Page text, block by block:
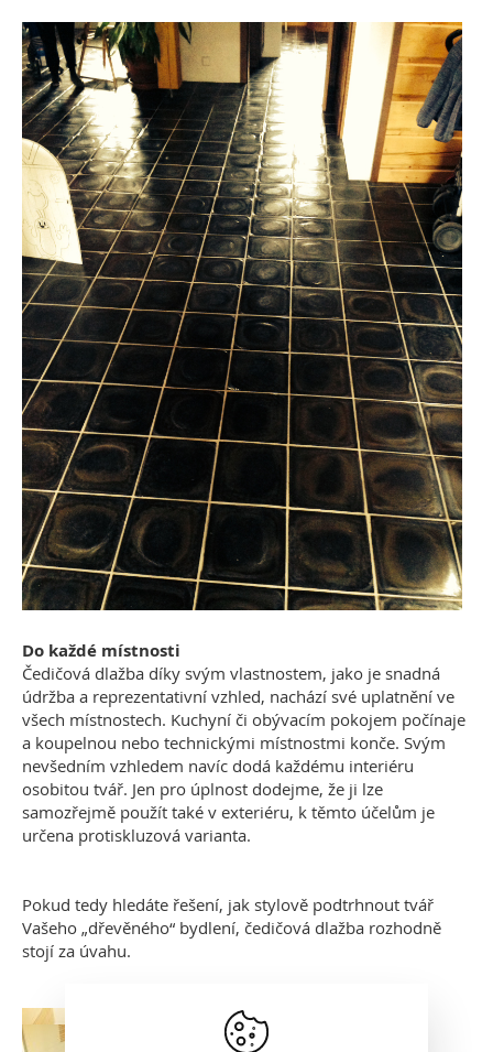
Do každé místnosti
Čedičová dlažba díky svým vlastnostem, jako je snadná
údržba a reprezentativní vzhled, nachází své uplatnění ve
všech místnostech. Kuchyní či obývacím pokojem počínaje
a koupelnou nebo technickými místnostmi konče. Svým
nevšedním vzhledem navíc dodá každému interiéru
osobitou tvář. Jen pro úplnost dodejme, že ji lze
samozřejmě použít také v exteriéru, k těmto účelům je
určena protiskluzová varianta.
Pokud tedy hledáte řešení, jak stylově podtrhnout tvář
Vašeho „dřevěného“ bydlení, čedičová dlažba rozhodně
stojí za úvahu.